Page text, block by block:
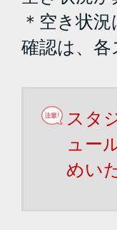
＊空き状
確認は、
スタ
ュー
めい